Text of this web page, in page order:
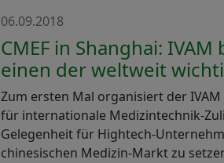
06.09.2018
CMEF in Shanghai:
einen der weltweit
Zum ersten Mal organisiert der
für internationale Medizintechnik-
Gelegenheit für Hightech-
chinesischen Medizin-Markt zu